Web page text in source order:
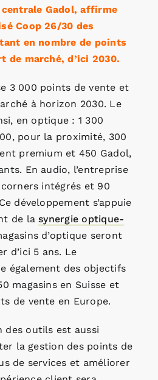
Gadol, affirme
Coop 26/30 des
en nombre de points
de marché, d’ici 2030.
3 000 points de vente et
à horizon 2030. Le
en optique : 1 300
pour la proximité, 300
premium et 450 Gadol,
En audio, l’entreprise
intégrés et 90
développement s’appuie
de lasynergie optique-
d’optique seront
d’ici 5 ans. Le
également des objectifs
magasins en Suisse et
de vente en Europe.
des outils est aussi
la gestion des points de
de services et améliorer